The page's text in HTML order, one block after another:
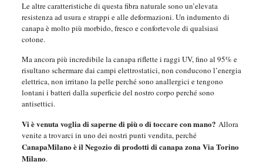
Le altre caratteristiche di questa fibra naturale sono un’elevata
resistenza ad usura e strappi e alle deformazioni. Un indumento di
canapa è molto più morbido, fresco e confortevole di qualsiasi
cotone.
Ma ancora più incredibile la canapa riflette i raggi UV, fino al 95% e
risultano schermare dai campi elettrostatici, non conducono l’energia
elettrica, non irritano la pelle perché sono anallergici e tengono
lontani i batteri dalla superficie del nostro corpo perché sono
antisettici.
Vi è venuta voglia di saperne di più o di toccare con mano? Allora
venite a trovarci in uno dei nostri punti vendita, perché
CanapaMilano è il Negozio di prodotti di canapa zona Via Torino
Milano.